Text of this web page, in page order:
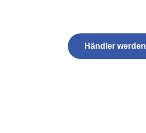
Händler werden